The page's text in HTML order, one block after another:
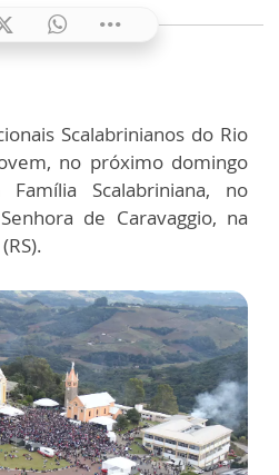
Scalabrinianos do Rio
no próximo domingo
Scalabriniana, no
de Caravaggio, na